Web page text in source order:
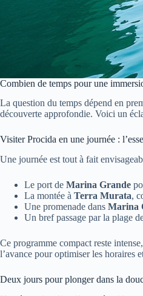
Combien de temps pour une
La question du temps dépend en
découverte approfondie. Voici un
Visiter Procida en une journée :
Une journée est tout à fait
Le port de Marina Grande
La montée à Terra Murata,
Une promenade dans Marina
Un bref passage par la plage
Ce programme compact reste
l’avance pour optimiser les horaires
Deux jours pour plonger dans la